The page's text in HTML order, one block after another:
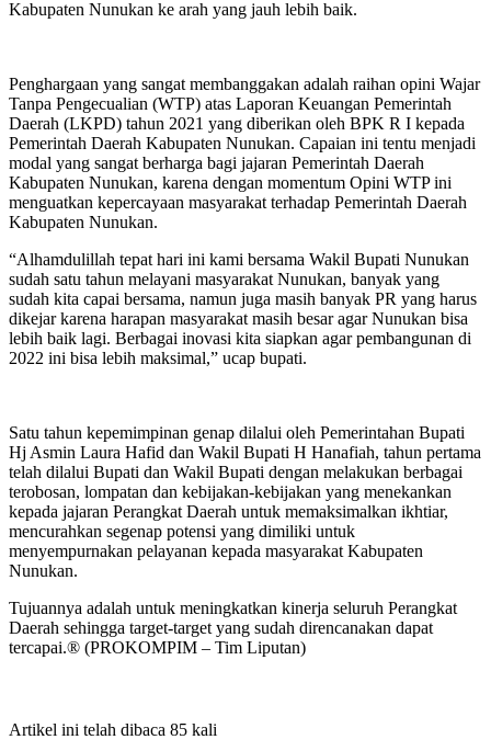
Kabupaten Nunukan ke arah yang jauh lebih baik.
Penghargaan yang sangat membanggakan adalah raihan opini Wajar
Tanpa Pengecualian (WTP) atas Laporan Keuangan Pemerintah
Daerah (LKPD) tahun 2021 yang diberikan oleh BPK R I kepada
Pemerintah Daerah Kabupaten Nunukan. Capaian ini tentu menjadi
modal yang sangat berharga bagi jajaran Pemerintah Daerah
Kabupaten Nunukan, karena dengan momentum Opini WTP ini
menguatkan kepercayaan masyarakat terhadap Pemerintah Daerah
Kabupaten Nunukan.
“Alhamdulillah tepat hari ini kami bersama Wakil Bupati Nunukan
sudah satu tahun melayani masyarakat Nunukan, banyak yang
sudah kita capai bersama, namun juga masih banyak PR yang harus
dikejar karena harapan masyarakat masih besar agar Nunukan bisa
lebih baik lagi. Berbagai inovasi kita siapkan agar pembangunan di
2022 ini bisa lebih maksimal,” ucap bupati.
Satu tahun kepemimpinan genap dilalui oleh Pemerintahan Bupati
Hj Asmin Laura Hafid dan Wakil Bupati H Hanafiah, tahun pertama
telah dilalui Bupati dan Wakil Bupati dengan melakukan berbagai
terobosan, lompatan dan kebijakan-kebijakan yang menekankan
kepada jajaran Perangkat Daerah untuk memaksimalkan ikhtiar,
mencurahkan segenap potensi yang dimiliki untuk
menyempurnakan pelayanan kepada masyarakat Kabupaten
Nunukan.
Tujuannya adalah untuk meningkatkan kinerja seluruh Perangkat
Daerah sehingga target-target yang sudah direncanakan dapat
tercapai.® (PROKOMPIM – Tim Liputan)
Artikel ini telah dibaca 85 kali